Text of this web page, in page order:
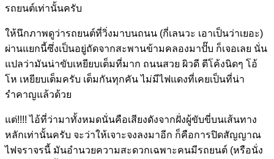
รถยนต์เท่านั้นครับ
ให้นึกภาพดูว่ารถยนต์ที่วิ่งมาบนถนน (กี่เลนวะ เอาเป็นว่าเยอะ)
ผ่านแยกนี้ซึ่งเป็นอยู่ถัดจากสะพานข้ามคลองมาปั๊บ ก็เจอเลย นั่น
แปลว่ามันน่าขับเหยียบเต็มที่มาก ถนนสวย ผิวดี ตีโค้งนิดๆ โอ้
โห เหยียบเต็มครับ เต็มกันทุกคัน ไม่มีไฟแดงที่เคยเป็นที่น่า
รำคาญแล้วด้วย
แต่!!!! ไอ้ที่ว่ามาทั้งหมดนั่นคือเสียงดังจากฝั่งผู้ขับขี่บนเส้นทาง
หลักเท่านั้นครับ จะว่าให้เจาะจงลงมาอีก ก็คือการปิดสัญญาณ
ไฟจราจรนี้ มันอำนวยความสะดวกเฉพาะคนมีรถยนต์ (หรือนั่ง